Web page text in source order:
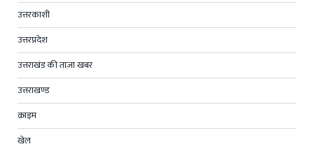
उत्तरकाशी
उत्तरप्रदेश
उत्तराखंड की ताज़ा खबर
उत्तराखण्ड
क्राइम
खेल